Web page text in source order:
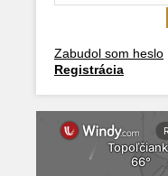
Zabudol som heslo
Registrácia